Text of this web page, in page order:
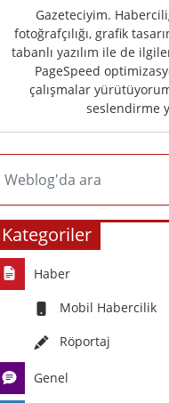
Gazeteciyim.
fotoğrafçılığı, grafik
tabanlı yazılım ile de
PageSpeed
çalışmalar
seslendirme
Weblog'da ara
Kategoriler
Haber
Mobil Habercilik
Röportaj
Genel